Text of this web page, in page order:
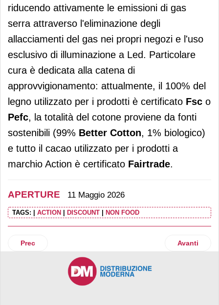
riducendo attivamente le emissioni di gas
serra attraverso l'eliminazione degli
allacciamenti del gas nei propri negozi e l'uso
esclusivo di illuminazione a Led. Particolare
cura è dedicata alla catena di
approvvigionamento: attualmente, il 100% del
legno utilizzato per i prodotti è certificato Fsc o
Pefc, la totalità del cotone proviene da fonti
sostenibili (99% Better Cotton, 1% biologico)
e tutto il cacao utilizzato per i prodotti a
marchio Action è certificato Fairtrade.
APERTURE 11 Maggio 2026
TAGS: ACTION DISCOUNT NON FOOD
Articolo precedente: Ekom inaugura il punto vendita a
Prec Articolo
Avanti